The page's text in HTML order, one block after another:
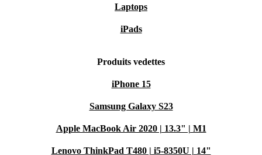
Laptops
iPads
Produits vedettes
iPhone 15
Samsung Galaxy S23
Apple MacBook Air 2020 | 13.3" | M1
Lenovo ThinkPad T480 | i5-8350U | 14"